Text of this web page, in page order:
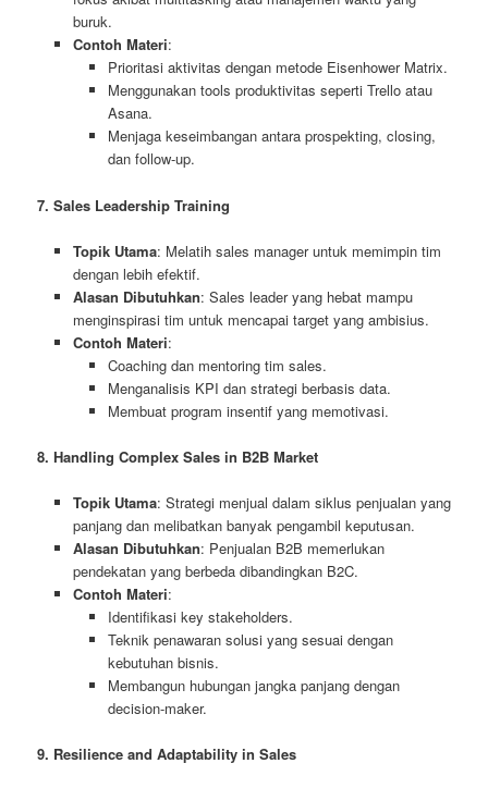
buruk.
Contoh Materi:
Prioritasi aktivitas dengan metode Eisenhower Matrix.
Menggunakan tools produktivitas seperti Trello atau
Asana.
Menjaga keseimbangan antara prospekting, closing,
dan follow-up.
7. Sales Leadership Training
Topik Utama: Melatih sales manager untuk memimpin tim
dengan lebih efektif.
Alasan Dibutuhkan: Sales leader yang hebat mampu
menginspirasi tim untuk mencapai target yang ambisius.
Contoh Materi:
Coaching dan mentoring tim sales.
Menganalisis KPI dan strategi berbasis data.
Membuat program insentif yang memotivasi.
8. Handling Complex Sales in B2B Market
Topik Utama: Strategi menjual dalam siklus penjualan yang
panjang dan melibatkan banyak pengambil keputusan.
Alasan Dibutuhkan: Penjualan B2B memerlukan
pendekatan yang berbeda dibandingkan B2C.
Contoh Materi:
Identifikasi key stakeholders.
Teknik penawaran solusi yang sesuai dengan
kebutuhan bisnis.
Membangun hubungan jangka panjang dengan
decision-maker.
9. Resilience and Adaptability in Sales